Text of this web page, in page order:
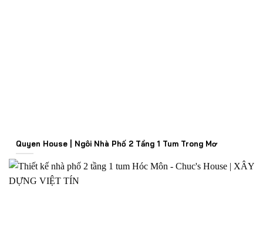
Quyen House | Ngôi Nhà Phố 2 Tầng 1 Tum Trong Mơ